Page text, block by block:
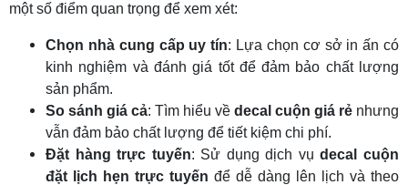
một số điểm quan trọng để xem xét:
Chọn nhà cung cấp uy tín: Lựa chọn cơ sở in ấn có
kinh nghiệm và đánh giá tốt để đảm bảo chất lượng
sản phẩm.
So sánh giá cả: Tìm hiểu về decal cuộn giá rẻ nhưng
vẫn đảm bảo chất lượng để tiết kiệm chi phí.
Đặt hàng trực tuyến: Sử dụng dịch vụdecal cuộn
đặt lịch hẹn trực tuyến để dễ dàng lên lịch và theo